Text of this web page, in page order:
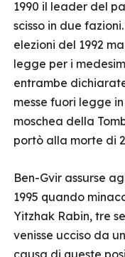
1990 il leader del
scisso in due
elezioni del 1992
legge per i
entrambe
messe fuori legge
moschea della
portò alla morte di
Ben-Gvir assurse
1995 quando
Yitzhak Rabin, tre
venisse ucciso da
causa di queste